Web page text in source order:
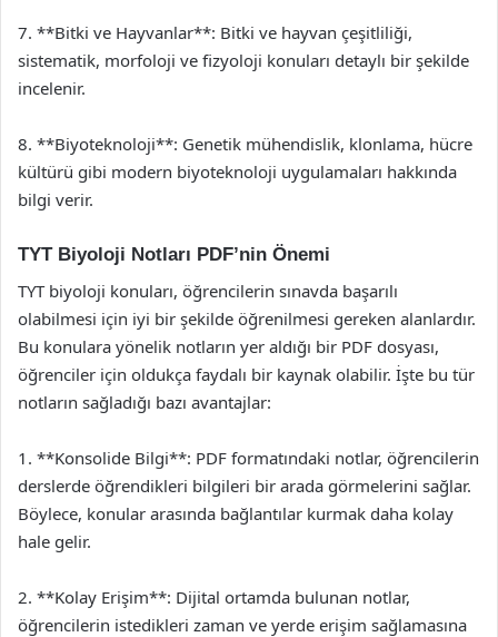
7. **Bitki ve Hayvanlar**: Bitki ve hayvan çeşitliliği,
sistematik, morfoloji ve fizyoloji konuları detaylı bir şekilde
incelenir.
8. **Biyoteknoloji**: Genetik mühendislik, klonlama, hücre
kültürü gibi modern biyoteknoloji uygulamaları hakkında
bilgi verir.
TYT Biyoloji Notları PDF’nin Önemi
TYT biyoloji konuları, öğrencilerin sınavda başarılı
olabilmesi için iyi bir şekilde öğrenilmesi gereken alanlardır.
Bu konulara yönelik notların yer aldığı bir PDF dosyası,
öğrenciler için oldukça faydalı bir kaynak olabilir. İşte bu tür
notların sağladığı bazı avantajlar:
1. **Konsolide Bilgi**: PDF formatındaki notlar, öğrencilerin
derslerde öğrendikleri bilgileri bir arada görmelerini sağlar.
Böylece, konular arasında bağlantılar kurmak daha kolay
hale gelir.
2. **Kolay Erişim**: Dijital ortamda bulunan notlar,
öğrencilerin istedikleri zaman ve yerde erişim sağlamasına